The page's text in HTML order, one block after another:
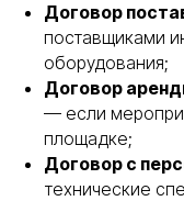
Договор
поставщиками
оборудования;
Договор
— если
площадке;
Договор с
технические